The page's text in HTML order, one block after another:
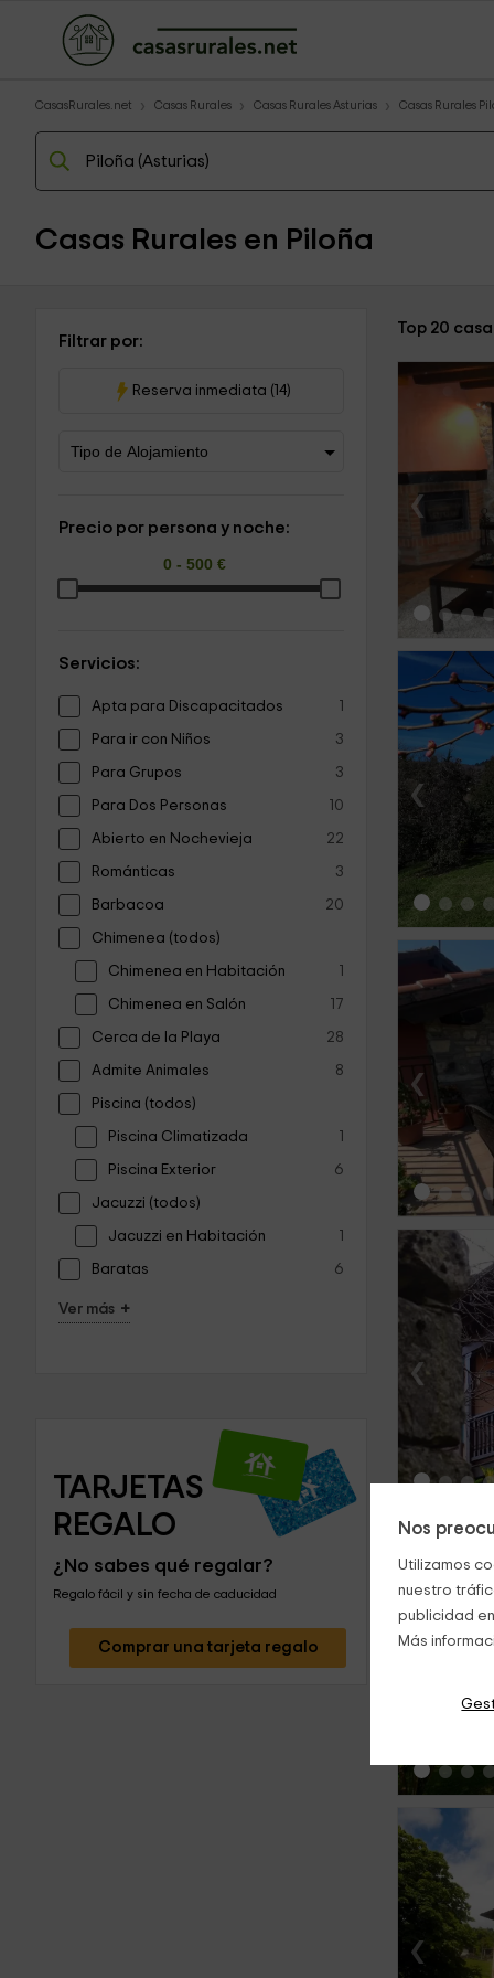
Nos
Utilizamos
nuestro
publicidad
Más
CasasRurales.net Casas Rurales Casas Rurales Asturias Casas Rurales
Casas Rurales en Piloña
Filtrar por:
Reserva inmediata (14)
Precio por persona y noche:
Servicios:
Apta para Discapacitados 1
Para ir con Niños 3
Para Grupos 3
Para Dos Personas 10
Abierto en Nochevieja 22
Románticas 3
Barbacoa 20
Chimenea (todos)
Chimenea en Habitación 1
Chimenea en Salón 17
Cerca de la Playa 28
Admite Animales 8
Piscina (todos)
Piscina Climatizada 1
Piscina Exterior 6
Jacuzzi (todos)
Jacuzzi en Habitación 1
Baratas 6
Ver más +
TARJETAS
REGALO
¿No sabes qué regalar?
Regalo fácil y sin fecha de caducidad
Comprar una tarjeta regalo
Top 20
‹
‹
‹
‹
‹
‹